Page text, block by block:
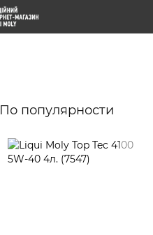
По популярности